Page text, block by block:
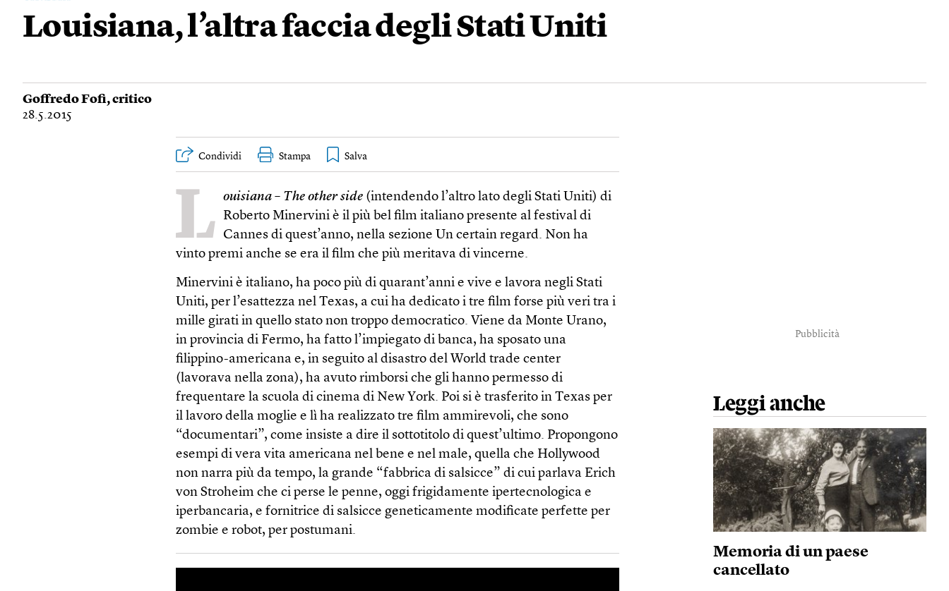
Louisiana, l’altra faccia degli Stati Uniti
Goffredo Fofi, critico
28.5.2015
Condividi Stampa
L ouisiana – The other side (intendendo l’altro lato degli Stati Uniti) di
Roberto Minervini è il più bel film italiano presente al festival di
Cannes di quest’anno, nella sezione Un certain regard. Non ha
vinto premi anche se era il film che più meritava di vincerne.
Minervini è italiano, ha poco più di quarant’anni e vive e lavora negli Stati
Uniti, per l’esattezza nel Texas, a cui ha dedicato i tre film forse più veri tra i
mille girati in quello stato non troppo democratico. Viene da Monte Urano,
in provincia di Fermo, ha fatto l’impiegato di banca, ha sposato una
filippino-americana e, in seguito al disastro del World trade center
(lavorava nella zona), ha avuto rimborsi che gli hanno permesso di
frequentare la scuola di cinema di New York. Poi si è trasferito in Texas per
il lavoro della moglie e lì ha realizzato tre film ammirevoli, che sono
“documentari”, come insiste a dire il sottotitolo di quest’ultimo. Propongono
esempi di vera vita americana nel bene e nel male, quella che Hollywood
non narra più da tempo, la grande “fabbrica di salsicce” di cui parlava Erich
von Stroheim che ci perse le penne, oggi frigidamente ipertecnologica e
iperbancaria, e fornitrice di salsicce geneticamente modificate perfette per
zombie e robot, per postumani.
Pubblicità
Leggi anche
Memoria di un paese
cancellato